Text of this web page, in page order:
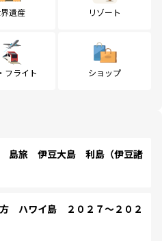
遺産 リゾート
フライト ショップ
島旅 伊豆大島 利島（伊豆諸
ハワイ島 ２０２７～２０２